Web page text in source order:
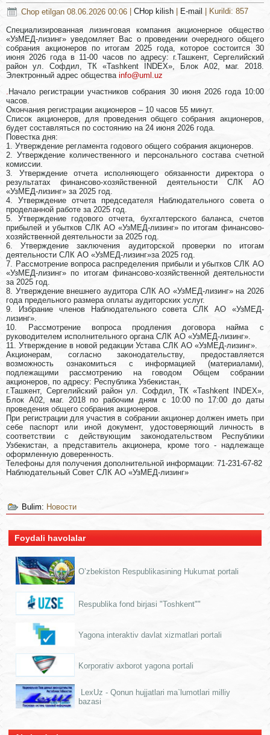
Chop etilgan 08.06.2026 00:06 |CHop kilish E-mail | Kurildi: 857
Специализированная лизинговая компания акционерное общество
«УзМЕД-лизинг» уведомляет Вас о проведении очередного общего
собрания акционеров по итогам 2025 года, которое состоится 30
июня 2026 года в 11-00 часов по адресу: г.Ташкент, Сергелийский
район ул. Софдил, ТК «Tashkent INDEX», Блок А02, маг. 2018.
Электронный адрес обществаinfo@uml.uz
. Начало регистрации участников собрания 30 июня 2026 года 10:00
часов.
Окончания регистрации акционеров – 10 часов 55 минут.
Список акционеров, для проведения общего собрания акционеров,
будет составляться по состоянию на 24 июня 2026 года.
Повестка дня:
1. Утверждение регламента годового общего собрания акционеров.
2. Утверждение количественного и персонального состава счетной
комиссии.
3. Утверждение отчета исполняющего обязанности директора о
результатах финансово-хозяйственной деятельности СЛК АО
«УзМЕД-лизинг» за 2025 год.
4. Утверждение отчета председателя Наблюдательного совета о
проделанной работе за 2025 год.
5. Утверждение годового отчета, бухгалтерского баланса, счетов
прибылей и убытков СЛК АО «УзМЕД-лизинг» по итогам финансово-
хозяйственной деятельности за 2025 год.
6. Утверждение заключения аудиторской проверки по итогам
деятельности СЛК АО «УзМЕД-лизинг»за 2025 год.
7. Рассмотрение вопроса распределения прибыли и убытков СЛК АО
«УзМЕД-лизинг» по итогам финансово-хозяйственной деятельности
за 2025 год.
8. Утверждение внешнего аудитора СЛК АО «УзМЕД-лизинг» на 2026
года предельного размера оплаты аудиторских услуг.
9. Избрание членов Наблюдательного совета СЛК АО «УзМЕД-
лизинг».
10. Рассмотрение вопроса продления договора найма с
руководителем исполнительного органа СЛК АО «УзМЕД-лизинг».
11. Утверждение в новой редакции Устава СЛК АО «УзМЕД-лизинг».
Акционерам, согласно законодательству, предоставляется
возможность ознакомиться с информацией (материалами),
подлежащими рассмотрению на говодом Общем собрании
акционеров, по адресу: Республика Узбекистан,
г.Ташкент, Сергелийский район ул. Софдил, ТК «Tashkent INDEX»,
Блок А02, маг. 2018 по рабочим дням с 10:00 по 17:00 до даты
проведения общего собрания акционеров.
При регистрации для участия в собрании акционер должен иметь при
себе паспорт или иной документ, удостоверяющий личность в
соответствии с действующим законодательством Республики
Узбекистан, а представитель акционера, кроме того - надлежаще
оформленную доверенность.
Телефоны для получения дополнительной информации: 71-231-67-82
Наблюдательный Совет СЛК АО «УзМЕД-лизинг»
Bulim: Новости
Foydali havolalar
O’zbekiston Respublikasining Hukumat portali
Respublika fond birjasi "Toshkent""
Yagona interaktiv davlat xizmatlari portali
Korporativ axborot yagona portali
LexUz - Qonun hujjatlari ma`lumotlari milliy
bazasi